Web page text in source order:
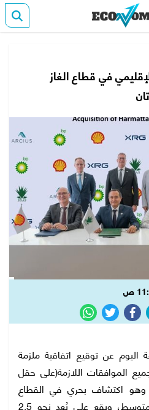
في قطاع الغاز
عن توقيع اتفاقية ملزمة
الموافقات اللازمة(على حقل
وهو اكتشاف بحري في القطاع
المصري من شرق البحر المتوسط، ويقع على بُعد نحو 2.5